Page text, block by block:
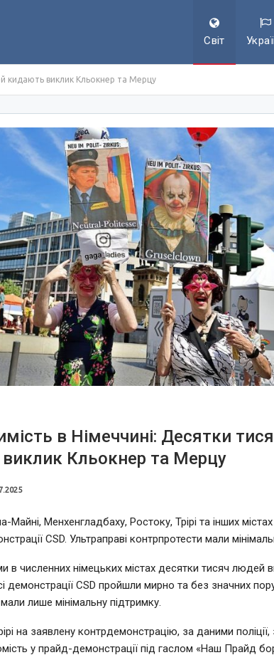
Світ
кидають виклик Кльокнер та Мерцу
в Німеччині: Десятки
Кльокнер та Мерцу
Майні, Менхенгладбаху, Ростоку, Трірі та інших
CSD. Ультраправі контрпротести мали
в численних німецьких містах десятки тисяч людей
демонстрації CSD пройшли мирно та без значних
лише мінімальну підтримку.
на заявлену контрдемонстрацію, за даними
у прайд-демонстрації під гаслом «Наш Прайд